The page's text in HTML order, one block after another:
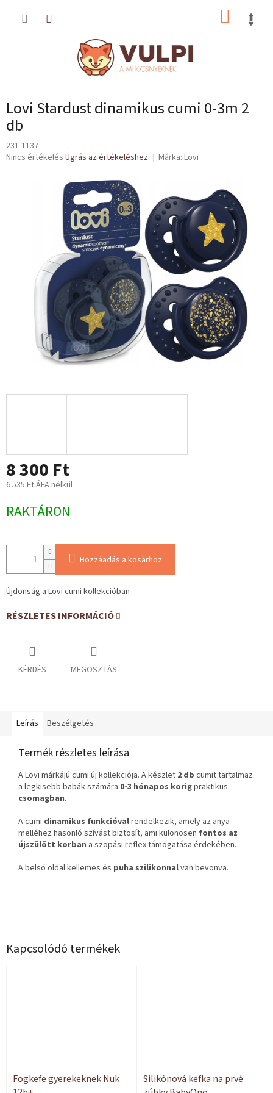
KOSÁR
Lovi Stardust dinamikus cumi 0-3m 2
db
231-1137
A
Nincs értékelés Ugrás az értékeléshez Márka: Lovi
8 300 Ft
6 535 Ft ÁFA nélkül
Egységár:
RAKTÁRON
Hozzáadás a kosárhoz
Újdonság a Lovi cumi kollekcióban
RÉSZLETES INFORMÁCIÓ
KÉRDÉS MEGOSZTÁS
Kapcsolódó termékek
Fogkefe gyerekeknek Nuk
Silikónová kefka na prvé
Leírás Beszélgetés
Termék részletes leírása
A Lovi márkájú cumi új kollekciója. A készlet 2 db cumit tartalmaz
a legkisebb babák számára 0-3 hónapos korigpraktikus
csomagban.
A cumi dinamikus funkcióvalrendelkezik, amely az anya
melléhez hasonló szívást biztosít, ami különösen fontos az
újszülött korban a szopási reflex támogatása érdekében.
A belső oldal kellemes és puha szilikonnalvan bevonva.